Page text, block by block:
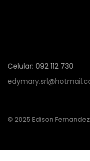
Celular: 092 112 730
© 2025 Edison Fernandez